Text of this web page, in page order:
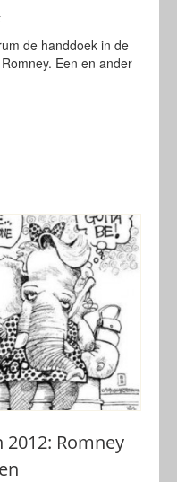
de handdoek in de
Een en ander
Romney